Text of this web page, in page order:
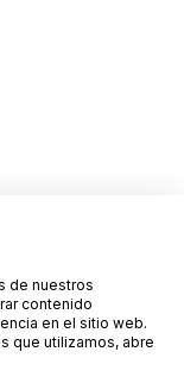
de nuestros
contenido
en el sitio web.
que utilizamos, abre